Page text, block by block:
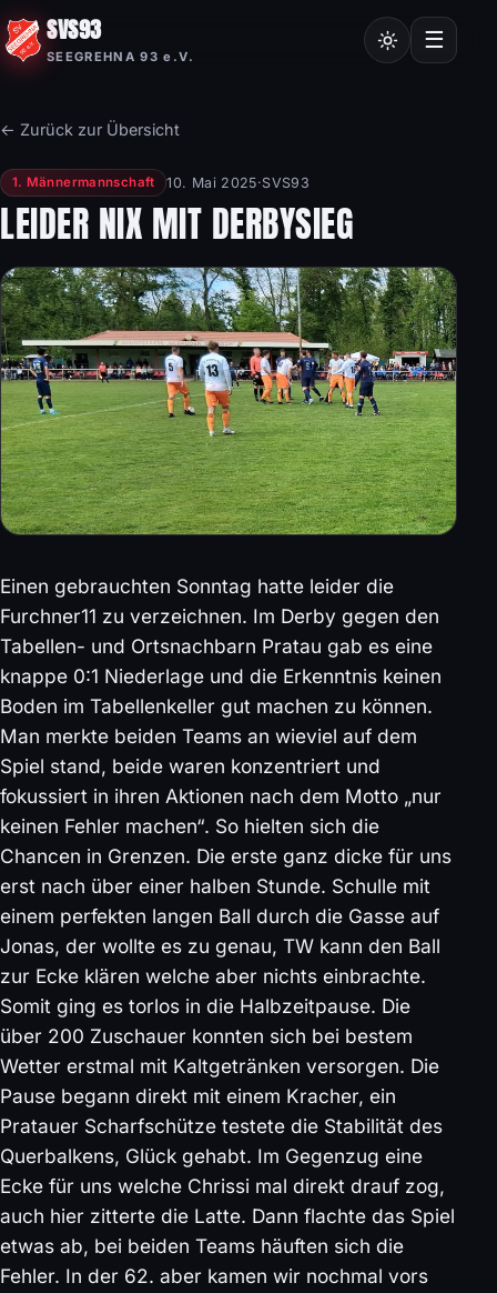
SVS93
SEEGREHNA 93 e.V.
Chroniken
Frauensport
☰
← Zurück zur Übersicht
1. Männermannschaft 10. Mai 2025·SVS93
LEIDER NIX MIT DERBYSIEG
Einen gebrauchten Sonntag hatte leider die
Furchner11 zu verzeichnen. Im Derby gegen den
Tabellen- und Ortsnachbarn Pratau gab es eine
knappe 0:1 Niederlage und die Erkenntnis keinen
Boden im Tabellenkeller gut machen zu können.
Man merkte beiden Teams an wieviel auf dem
Spiel stand, beide waren konzentriert und
fokussiert in ihren Aktionen nach dem Motto „nur
keinen Fehler machen“. So hielten sich die
Chancen in Grenzen. Die erste ganz dicke für uns
erst nach über einer halben Stunde. Schulle mit
einem perfekten langen Ball durch die Gasse auf
Jonas, der wollte es zu genau, TW kann den Ball
zur Ecke klären welche aber nichts einbrachte.
Somit ging es torlos in die Halbzeitpause. Die
über 200 Zuschauer konnten sich bei bestem
Wetter erstmal mit Kaltgetränken versorgen. Die
Pause begann direkt mit einem Kracher, ein
Pratauer Scharfschütze testete die Stabilität des
Querbalkens, Glück gehabt. Im Gegenzug eine
Ecke für uns welche Chrissi mal direkt drauf zog,
auch hier zitterte die Latte. Dann flachte das Spiel
etwas ab, bei beiden Teams häuften sich die
Fehler. In der 62. aber kamen wir nochmal vors